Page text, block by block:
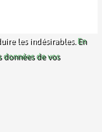
les indésirables. En
de vos